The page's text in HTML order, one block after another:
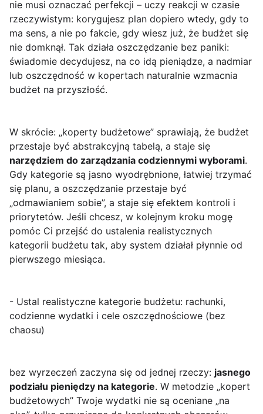
nie musi oznaczać perfekcji – uczy reakcji w czasie
rzeczywistym: korygujesz plan dopiero wtedy, gdy to
ma sens, a nie po fakcie, gdy wiesz już, że budżet się
nie domknął. Tak działa oszczędzanie bez paniki:
świadomie decydujesz, na co idą pieniądze, a nadmiar
lub oszczędność w kopertach naturalnie wzmacnia
budżet na przyszłość.
W skrócie: „koperty budżetowe” sprawiają, że budżet
przestaje być abstrakcyjną tabelą, a staje się
narzędziem do zarządzania codziennymi wyborami.
Gdy kategorie są jasno wyodrębnione, łatwiej trzymać
się planu, a oszczędzanie przestaje być
„odmawianiem sobie”, a staje się efektem kontroli i
priorytetów. Jeśli chcesz, w kolejnym kroku mogę
pomóc Ci przejść do ustalenia realistycznych
kategorii budżetu tak, aby system działał płynnie od
pierwszego miesiąca.
- Ustal realistyczne kategorie budżetu: rachunki,
codzienne wydatki i cele oszczędnościowe (bez
chaosu)
bez wyrzeczeń zaczyna się od jednej rzeczy: jasnego
podziału pieniędzy na kategorie. W metodzie „kopert
budżetowych” Twoje wydatki nie są oceniane „na